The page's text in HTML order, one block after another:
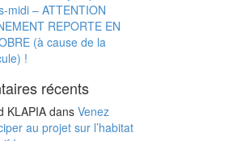
midi – ATTENTION
REPORTE EN
(à cause de la
!
récents
KLAPIAdans Venez
au projet sur l’habitat